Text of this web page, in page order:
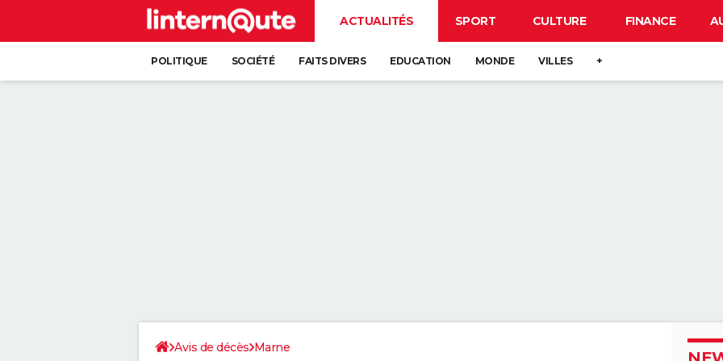
ACTUALITÉS SPORT CULTURE FINANCE
POLITIQUE SOCIÉTÉ FAITS DIVERS EDUCATION MONDE VILLES +
Avis de décès Marne